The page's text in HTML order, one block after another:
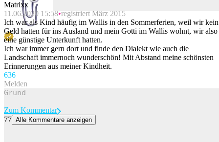
Beitrag melden
Matrixx
11.06.2020 15:58 registriert März 2015
Ich war als Kind häufig im Wallis in den Sommerferien, weil wir kein
Geld hatten für ins Ausland und mein Gotti im Wallis wohnt, wir also
eine günstige Unterkunft hatten.
Ich war immer gern dort und finde den Dialekt wie auch die
Landschaft immernoch wunderschön! Mit Abstand meine schönsten
Erinnerungen aus meiner Kindheit.
636
Melden
Zum Kommentar
77 Alle Kommentare anzeigen